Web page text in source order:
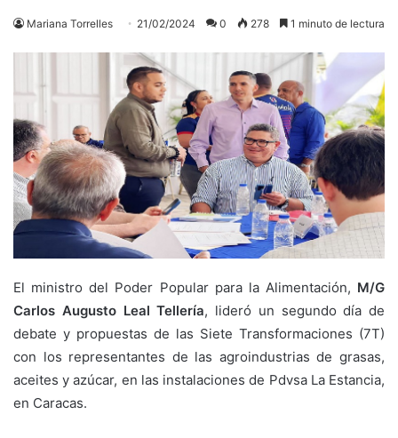
Mariana Torrelles 21/02/2024 0 278 1 minuto de lectura
El ministro del Poder Popular para la Alimentación, M/G
Carlos Augusto Leal Tellería, lideró un segundo día de
debate y propuestas de las Siete Transformaciones (7T)
con los representantes de las agroindustrias de grasas,
aceites y azúcar, en las instalaciones de Pdvsa La Estancia,
en Caracas.